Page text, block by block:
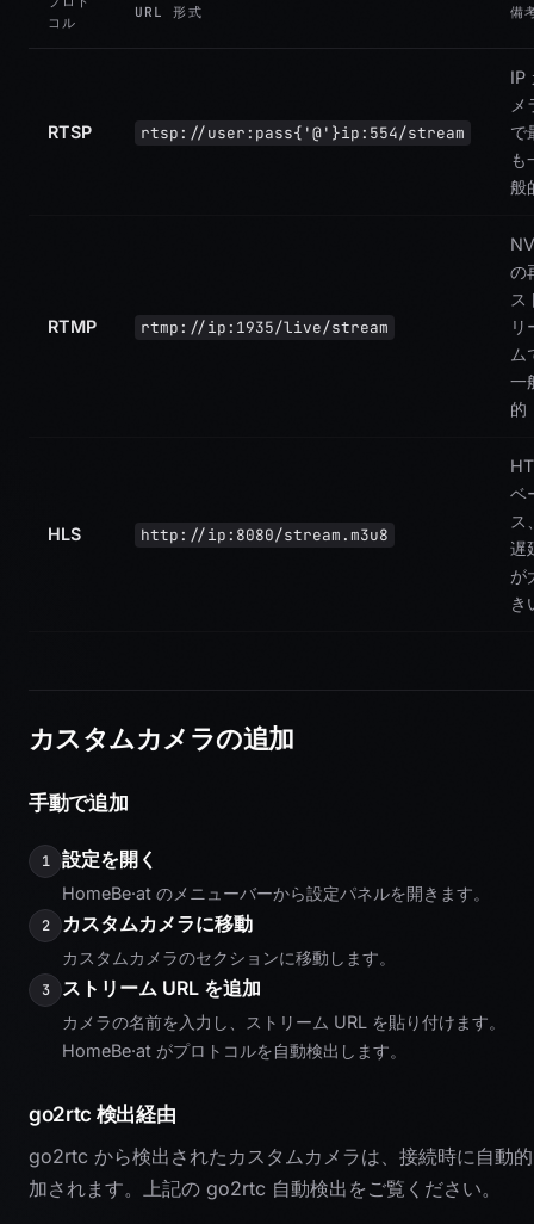
コル
URL 形式 備
RTSP rtsp://user:pass{'@'}ip:554/stream
IP
メ
で
も
般
RTMP rtmp://ip:1935/live/stream
の
ス
リ
ム
一
的
HLS http://ip:8080/stream.m3u8
ベ
ス
遅
が
き
カスタムカメラの追加
手動で追加
1 設定を開く
HomeBe·at のメニューバーから設定パネルを開きます。
2 カスタムカメラに移動
カスタムカメラのセクションに移動します。
3 ストリーム URL を追加
カメラの名前を入力し、ストリーム URL を貼り付けます。
HomeBe·at がプロトコルを自動検出します。
go2rtc 検出経由
go2rtc から検出されたカスタムカメラは、接続時に自動
加されます。上記の go2rtc 自動検出をご覧ください。